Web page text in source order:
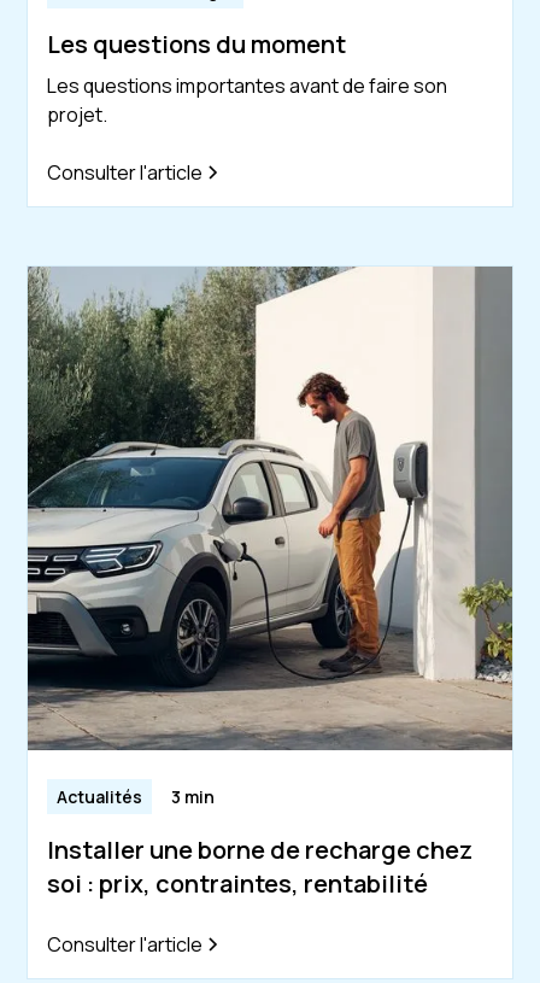
Les questions du moment
Les questions importantes avant de faire son
projet.
Consulter l'article
Actualités 3 min
Installer une borne de recharge chez
soi : prix, contraintes, rentabilité
Consulter l'article